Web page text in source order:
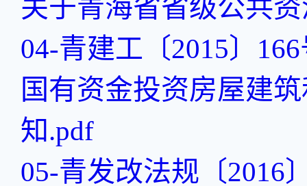
关于青海省省级公共
04-青建工〔2015〕
国有资金投资房屋建
知.pdf
05-青发改法规〔2016